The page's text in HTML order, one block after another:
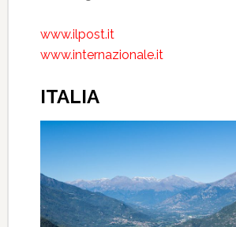
www.ilpost.it
www.internazionale.it
ITALIA